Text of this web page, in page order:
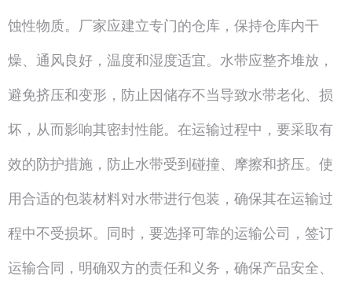
蚀性物质。厂家应建立专门的仓库，保持仓库内干
燥、通风良好，温度和湿度适宜。水带应整齐堆放，
避免挤压和变形，防止因储存不当导致水带老化、损
坏，从而影响其密封性能。在运输过程中，要采取有
效的防护措施，防止水带受到碰撞、摩擦和挤压。使
用合适的包装材料对水带进行包装，确保其在运输过
程中不受损坏。同时，要选择可靠的运输公司，签订
运输合同，明确双方的责任和义务，确保产品安全、